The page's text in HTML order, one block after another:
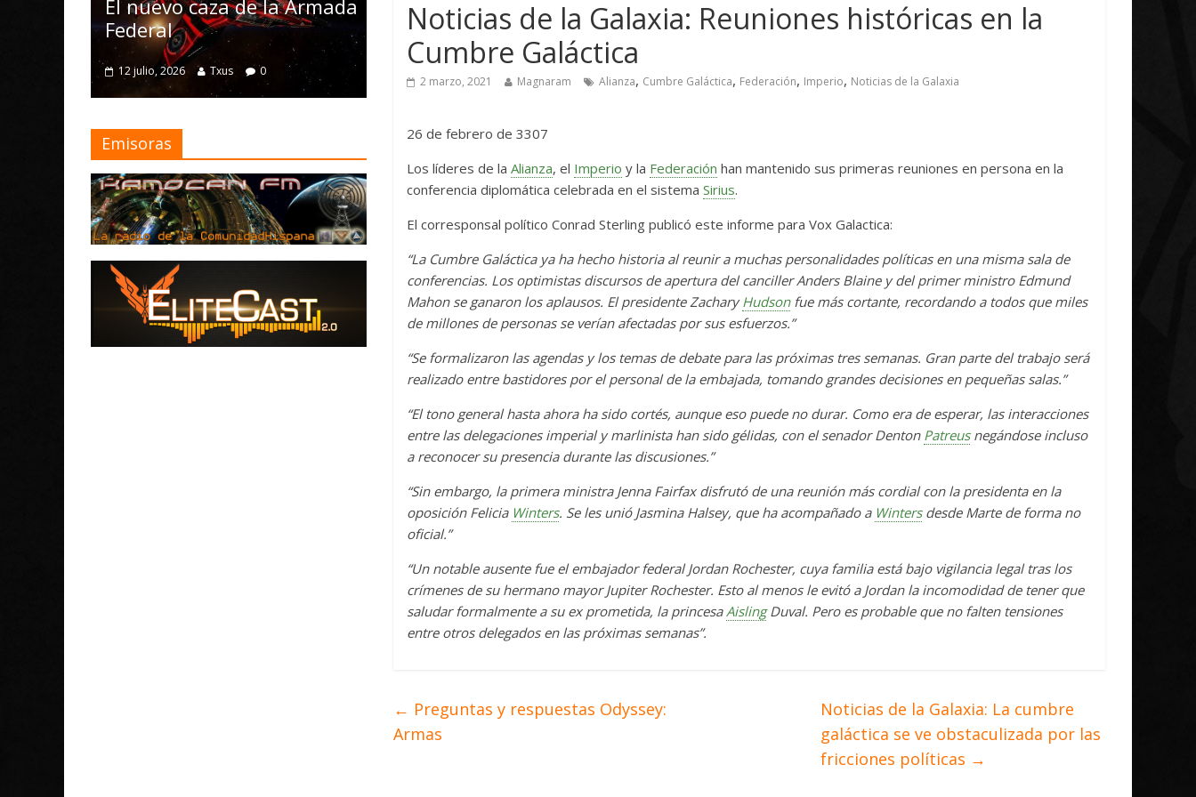
Noticias de la Galaxia: Reuniones históricas en la
Cumbre Galáctica
2 marzo, 2021 Magnaram Alianza, Cumbre Galáctica, Federación, Imperio, Noticias de la Galaxia
26 de febrero de 3307
Los líderes de la Alianza, el Imperio y la Federación han mantenido sus primeras reuniones en persona en la
conferencia diplomática celebrada en el sistema Sirius.
El corresponsal político Conrad Sterling publicó este informe para Vox Galactica:
“La Cumbre Galáctica ya ha hecho historia al reunir a muchas personalidades políticas en una misma sala de
conferencias. Los optimistas discursos de apertura del canciller Anders Blaine y del primer ministro Edmund
Mahon se ganaron los aplausos. El presidente ZacharyHudsonfue más cortante, recordando a todos que miles
de millones de personas se verían afectadas por sus esfuerzos.”
“Se formalizaron las agendas y los temas de debate para las próximas tres semanas. Gran parte del trabajo será
realizado entre bastidores por el personal de la embajada, tomando grandes decisiones en pequeñas salas.”
“El tono general hasta ahora ha sido cortés, aunque eso puede no durar. Como era de esperar, las interacciones
entre las delegaciones imperial y marlinista han sido gélidas, con el senador Denton Patreusnegándose incluso
a reconocer su presencia durante las discusiones.”
“Sin embargo, la primera ministra Jenna Fairfax disfrutó de una reunión más cordial con la presidenta en la
oposición Felicia Winters. Se les unió Jasmina Halsey, que ha acompañado a Wintersdesde Marte de forma no
oficial.”
“Un notable ausente fue el embajador federal Jordan Rochester, cuya familia está bajo vigilancia legal tras los
crímenes de su hermano mayor Jupiter Rochester. Esto al menos le evitó a Jordan la incomodidad de tener que
saludar formalmente a su ex prometida, la princesaAislingDuval. Pero es probable que no falten tensiones
entre otros delegados en las próximas semanas”.
← Preguntas y respuestas Odyssey:
Armas
Noticias de la Galaxia: La cumbre
galáctica se ve obstaculizada por las
fricciones políticas →
caza de la Armada
0
mejoras
4 julio, 2026
Mayo de 2026
Initiative Concludes
Emisoras